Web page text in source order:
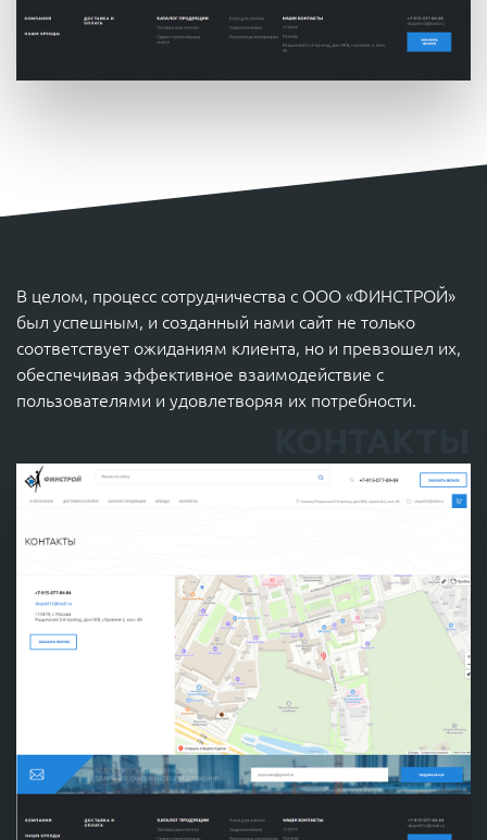
В целом, процесс сотрудничества с ООО «ФИНСТРОЙ»
был успешным, и созданный нами сайт не только
соответствует ожиданиям клиента, но и превзошел их,
обеспечивая эффективное взаимодействие с
пользователями и удовлетворяя их потребности.